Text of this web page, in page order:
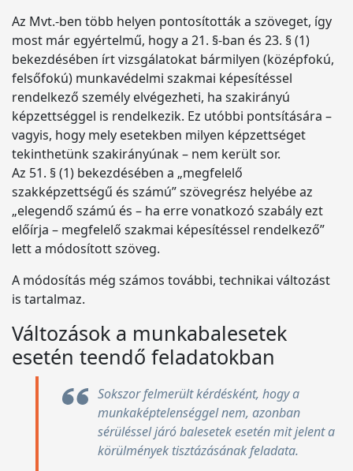
Az Mvt.-ben több helyen pontosították a szöveget, így
most már egyértelmű, hogy a 21. §-ban és 23. § (1)
bekezdésében írt vizsgálatokat bármilyen (középfokú,
felsőfokú) munkavédelmi szakmai képesítéssel
rendelkező személy elvégezheti, ha szakirányú
képzettséggel is rendelkezik. Ez utóbbi pontsítására –
vagyis, hogy mely esetekben milyen képzettséget
tekinthetünk szakirányúnak – nem került sor.
Az 51. § (1) bekezdésében a „megfelelő
szakképzettségű és számú” szövegrész helyébe az
„elegendő számú és – ha erre vonatkozó szabály ezt
előírja – megfelelő szakmai képesítéssel rendelkező”
lett a módosított szöveg.
A módosítás még számos további, technikai változást
is tartalmaz.
Változások a munkabalesetek
esetén teendő feladatokban
Sokszor felmerült kérdésként, hogy a
munkaképtelenséggel nem, azonban
sérüléssel járó balesetek esetén mit jelent a
körülmények tisztázásának feladata.